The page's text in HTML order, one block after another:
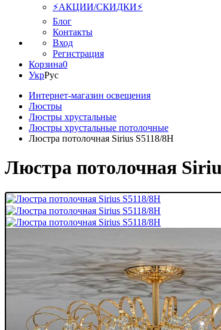
⚡АКЦИИ/СКИДКИ⚡
Блог
Контакты
Вход
Регистрация
Корзина0
УкрРус
Интернет-магазин освещения
Люстры
Люстры хрустальные
Люстры хрустальные потолочные
Люстра потолочная Sirius S5118/8H
Люстра потолочная